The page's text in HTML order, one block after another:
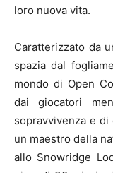
loro nuova vita.
Caratterizzato da
spazia dal
mondo di Open
dai giocatori
sopravvivenza e
un maestro della
allo Snowridge